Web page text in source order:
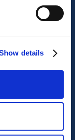
details